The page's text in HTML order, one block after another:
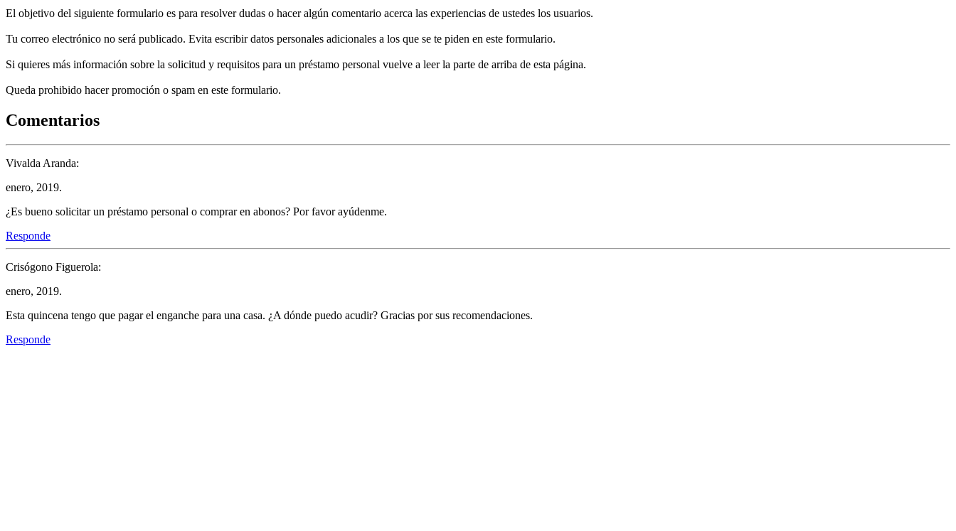
El objetivo del siguiente formulario es para resolver dudas o hacer algún comentario acerca las experiencias de ustedes los usuarios.
Tu correo electrónico no será publicado. Evita escribir datos personales adicionales a los que se te piden en este formulario.
Si quieres más información sobre la solicitud y requisitos para un préstamo personal vuelve a leer la parte de arriba de esta página.
Queda prohibido hacer promoción o spam en este formulario.
Comentarios
Vivalda Aranda:
enero, 2019.
¿Es bueno solicitar un préstamo personal o comprar en abonos? Por favor ayúdenme.
Responde
Crisógono Figuerola:
enero, 2019.
Esta quincena tengo que pagar el enganche para una casa. ¿A dónde puedo acudir? Gracias por sus recomendaciones.
Responde